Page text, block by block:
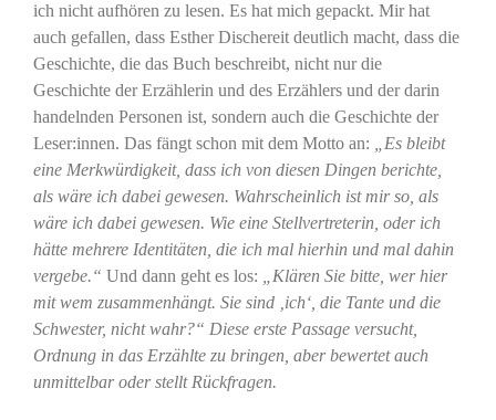
ich nicht aufhören zu lesen. Es hat mich gepackt. Mir hat
auch gefallen, dass Esther Dischereit deutlich macht, dass die
Geschichte, die das Buch beschreibt, nicht nur die
Geschichte der Erzählerin und des Erzählers und der darin
handelnden Personen ist, sondern auch die Geschichte der
Leser:innen. Das fängt schon mit dem Motto an: „Es bleibt
eine Merkwürdigkeit, dass ich von diesen Dingen berichte,
als wäre ich dabei gewesen. Wahrscheinlich ist mir so, als
wäre ich dabei gewesen. Wie eine Stellvertreterin, oder ich
hätte mehrere Identitäten, die ich mal hierhin und mal dahin
vergebe.“ Und dann geht es los: „Klären Sie bitte, wer hier
mit wem zusammenhängt. Sie sind ‚ich‘, die Tante und die
Schwester, nicht wahr?“ Diese erste Passage versucht,
Ordnung in das Erzählte zu bringen, aber bewertet auch
unmittelbar oder stellt Rückfragen.